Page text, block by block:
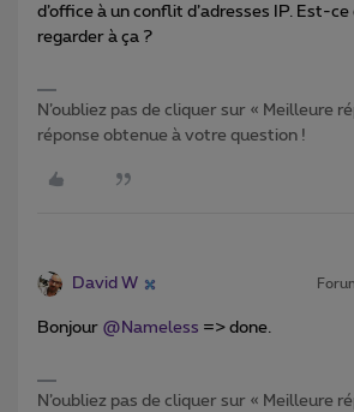
d’office à un conflit d’adresses IP. Est-
regarder à ça ?
N’oubliez pas de cliquer sur « Meilleure
réponse obtenue à votre question !
David W
Bonjour @Nameless => done.
N’oubliez pas de cliquer sur « Meilleure